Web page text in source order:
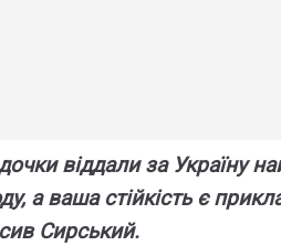
віддaли зa Укpaїнy
a вaшa cтійкіcть є
Cиpcький.